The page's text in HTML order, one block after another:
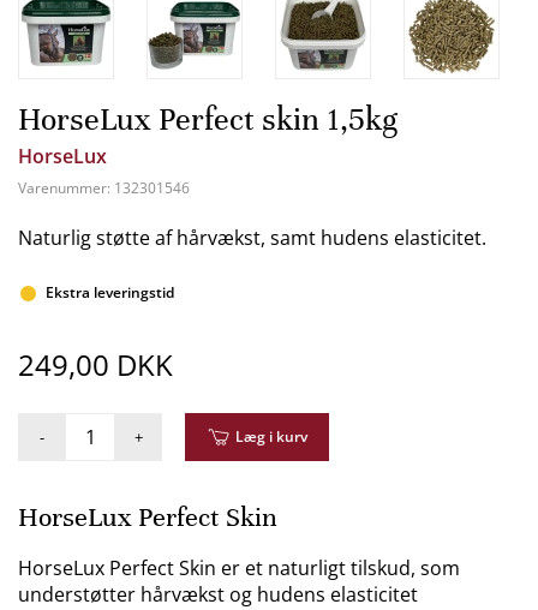
HorseLux Perfect skin 1,5kg
HorseLux
Varenummer: 132301546
Naturlig støtte af hårvækst, samt hudens elasticitet.
Ekstra leveringstid
249,00 DKK
- + Læg i kurv
HorseLux Perfect Skin
HorseLux Perfect Skin er et naturligt tilskud, som
understøtter hårvækst og hudens elasticitet